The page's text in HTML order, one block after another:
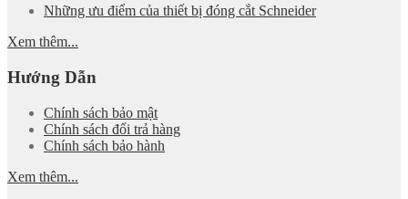
Những ưu điểm của thiết bị đóng cắt Schneider
Xem thêm...
Hướng Dẫn
Chính sách bảo mật
Chính sách đổi trả hàng
Chính sách bảo hành
Xem thêm...